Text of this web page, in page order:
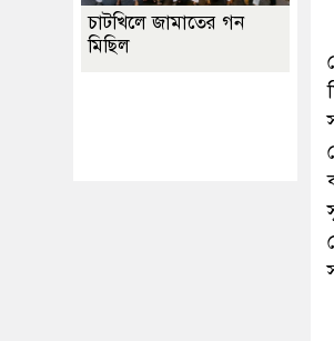
চাটখিলে জামাতের গন
মিছিল